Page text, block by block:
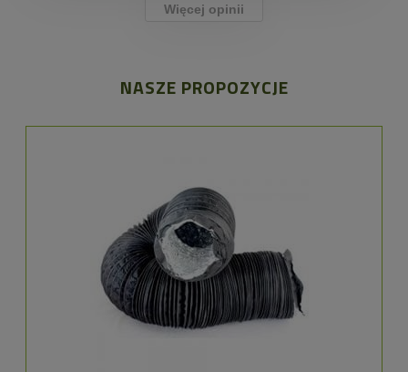
Więcej opinii
NASZE PROPOZYCJE